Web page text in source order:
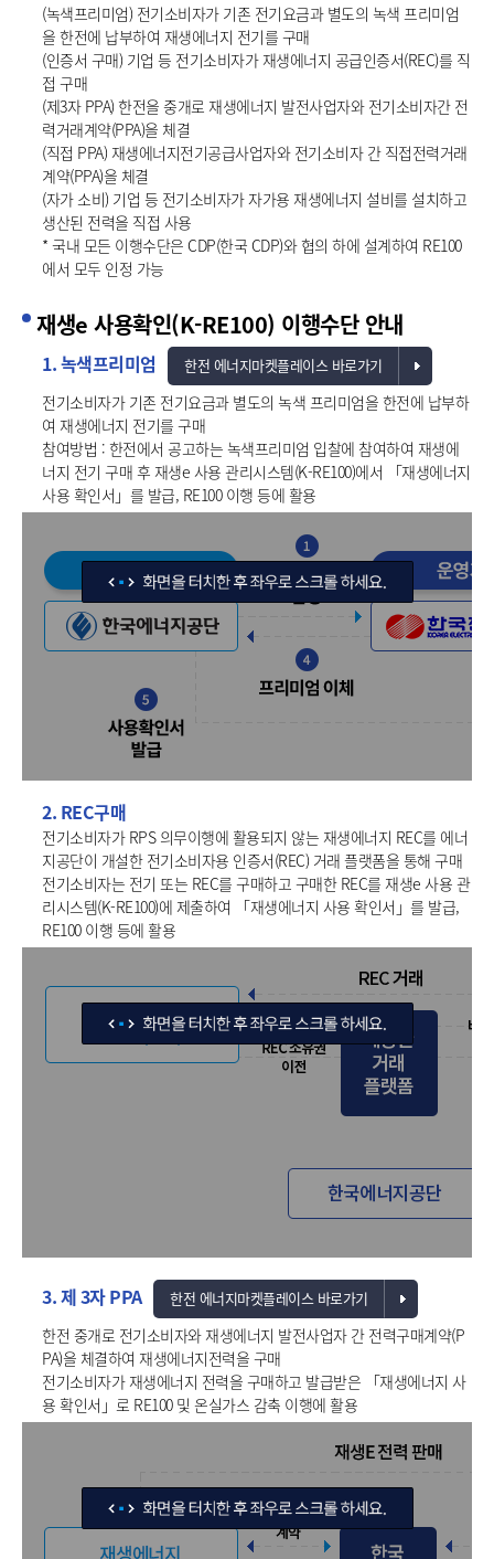
(녹색프리미엄) 전기소비자가 기존 전기요금과 별도의 녹색 프리미엄
을 한전에 납부하여 재생에너지 전기를 구매
(인증서 구매) 기업 등 전기소비자가 재생에너지 공급인증서(REC)를 직
접 구매
(제3자 PPA) 한전을 중개로 재생에너지 발전사업자와 전기소비자간 전
력거래계약(PPA)을 체결
(직접 PPA) 재생에너지전기공급사업자와 전기소비자 간 직접전력거래
계약(PPA)을 체결
(자가 소비) 기업 등 전기소비자가 자가용 재생에너지 설비를 설치하고
생산된 전력을 직접 사용
* 국내 모든 이행수단은 CDP(한국 CDP)와 협의 하에 설계하여 RE100
에서 모두 인정 가능
재생e 사용확인(K-RE100) 이행수단 안내
1. 녹색프리미엄 한전 에너지마켓플레이스 바로가기
전기소비자가 기존 전기요금과 별도의 녹색 프리미엄을 한전에 납부하
여 재생에너지 전기를 구매
참여방법 : 한전에서 공고하는 녹색프리미엄 입찰에 참여하여 재생에
너지 전기 구매 후 재생e 사용 관리시스템(K-RE100)에서 「재생에너지
사용 확인서」를 발급, RE100 이행 등에 활용
2. REC구매
전기소비자가 RPS 의무이행에 활용되지 않는 재생에너지 REC를 에너
지공단이 개설한 전기소비자용 인증서(REC) 거래 플랫폼을 통해 구매
전기소비자는 전기 또는 REC를 구매하고 구매한 REC를 재생e 사용 관
리시스템(K-RE100)에 제출하여 「재생에너지 사용 확인서」를 발급,
RE100 이행 등에 활용
3. 제 3자 PPA 한전 에너지마켓플레이스 바로가기
한전 중개로 전기소비자와 재생에너지 발전사업자 간 전력구매계약(P
PA)을 체결하여 재생에너지전력을 구매
전기소비자가 재생에너지 전력을 구매하고 발급받은 「재생에너지 사
용 확인서」로 RE100 및 온실가스 감축 이행에 활용